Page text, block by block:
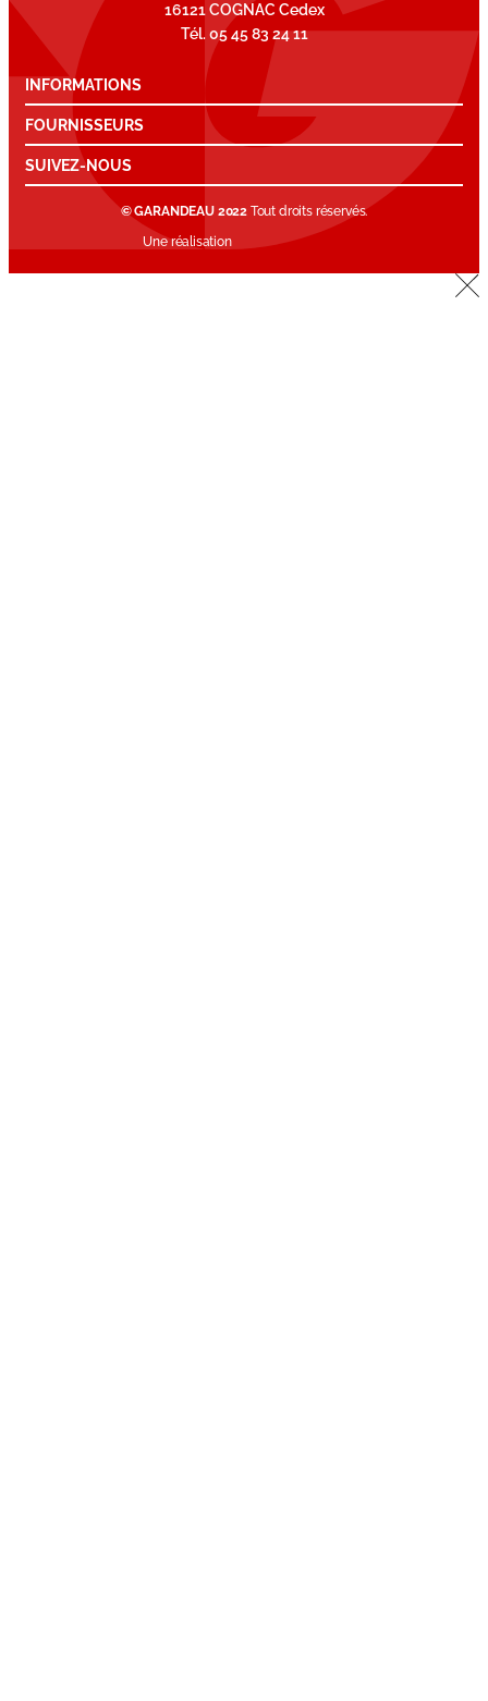
16121 COGNAC Cedex
Tél. 05 45 83 24 11
INFORMATIONS
FOURNISSEURS
SUIVEZ-NOUS
© GARANDEAU 2022 Tout droits réservés.
Une réalisation